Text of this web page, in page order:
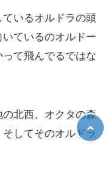
いるオルドラの頭
ているのオルドー
て飛んでるではな
北西、オクタの森
してそのオルドラ